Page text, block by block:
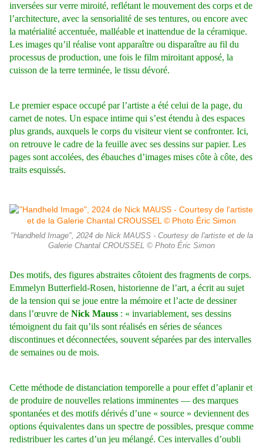
inversées sur verre miroité, reflétant le mouvement des corps et de
l’architecture, avec la sensorialité de ses tentures, ou encore avec
la matérialité accentuée, malléable et inattendue de la céramique.
Les images qu’il réalise vont apparaître ou disparaître au fil du
processus de production, une fois le film miroitant apposé, la
cuisson de la terre terminée, le tissu dévoré.
Le premier espace occupé par l’artiste a été celui de la page, du
carnet de notes. Un espace intime qui s’est étendu à des espaces
plus grands, auxquels le corps du visiteur vient se confronter. Ici,
on retrouve le cadre de la feuille avec ses dessins sur papier. Les
pages sont accolées, des ébauches d’images mises côte à côte, des
traits esquissés.
"Handheld Image", 2024 de Nick MAUSS - Courtesy de l'artiste et de la
Galerie Chantal CROUSSEL © Photo Éric Simon
Des motifs, des figures abstraites côtoient des fragments de corps.
Emmelyn Butterfield-Rosen, historienne de l’art, a écrit au sujet
de la tension qui se joue entre la mémoire et l’acte de dessiner
dans l’œuvre de Nick Mauss : « invariablement, ses dessins
témoignent du fait qu’ils sont réalisés en séries de séances
discontinues et déconnectées, souvent séparées par des intervalles
de semaines ou de mois.
Cette méthode de distanciation temporelle a pour effet d’aplanir et
de produire de nouvelles relations imminentes — des marques
spontanées et des motifs dérivés d’une « source » deviennent des
options équivalentes dans un spectre de possibles, presque comme
redistribuer les cartes d’un jeu mélangé. Ces intervalles d’oubli